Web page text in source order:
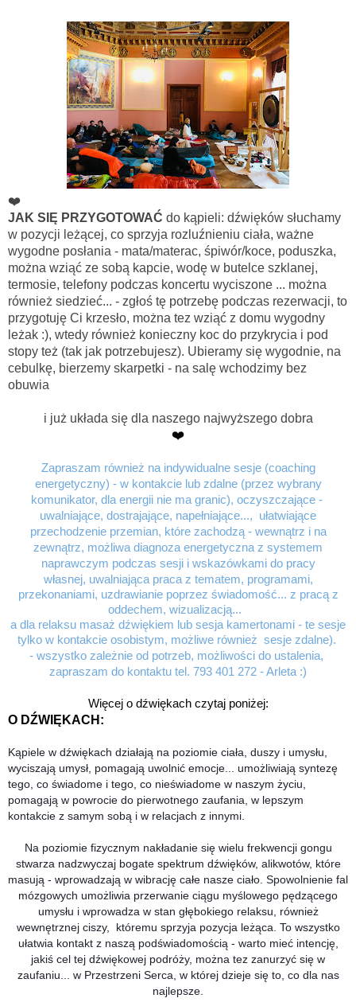
❤️
JAK SIĘ PRZYGOTOWAĆ do kąpieli: dźwięków słuchamy
w pozycji leżącej, co sprzyja rozluźnieniu ciała, ważne
wygodne posłania - mata/materac, śpiwór/koce, poduszka,
można wziąć ze sobą kapcie, wodę w butelce szklanej,
termosie, telefony podczas koncertu wyciszone ... można
również siedzieć... - zgłoś tę potrzebę podczas rezerwacji, to
przygotuję Ci krzesło, można tez wziąć z domu wygodny
leżak :), wtedy również konieczny koc do przykrycia i pod
stopy też (tak jak potrzebujesz). Ubieramy się wygodnie, na
cebulkę, bierzemy skarpetki - na salę wchodzimy bez
obuwia
i już układa się dla naszego najwyższego dobra
❤️
Zapraszam również na indywidualne sesje (coaching
energetyczny) - w kontakcie lub zdalne (przez wybrany
komunikator, dla energii nie ma granic), oczyszczające -
uwalniające, dostrajające, napełniające..., ułatwiające
przechodzenie przemian, które zachodzą - wewnątrz i na
zewnątrz, możliwa diagnoza energetyczna z systemem
naprawczym podczas sesji i wskazówkami do pracy
własnej, uwalniająca praca z tematem, programami,
przekonaniami, uzdrawianie poprzez świadomość... z pracą z
oddechem, wizualizacją...
a dla relaksu masaż dźwiękiem lub sesja kamertonami - te sesje
tylko w kontakcie osobistym, możliwe również sesje zdalne).
- wszystko zależnie od potrzeb, możliwości do ustalenia,
zapraszam do kontaktu tel. 793 401 272 - Arleta :)
Więcej o dźwiękach czytaj poniżej:
O DŹWIĘKACH:
Kąpiele w dźwiękach działają na poziomie ciała, duszy i umysłu,
wyciszają umysł, pomagają uwolnić emocje... umożliwiają syntezę
tego, co świadome i tego, co nieświadome w naszym życiu,
pomagają w powrocie do pierwotnego zaufania, w lepszym
kontakcie z samym sobą i w relacjach z innymi.
Na poziomie fizycznym nakładanie się wielu frekwencji gongu
stwarza nadzwyczaj bogate spektrum dźwięków, alikwotów, które
masują - wprowadzają w wibrację całe nasze ciało. Spowolnienie fal
mózgowych umożliwia przerwanie ciągu myślowego pędzącego
umysłu i wprowadza w stan głębokiego relaksu, również
wewnętrznej ciszy, któremu sprzyja pozycja leżąca. To wszystko
ułatwia kontakt z naszą podświadomością - warto mieć intencję,
jakiś cel tej dźwiękowej podróży, można tez zanurzyć się w
zaufaniu... w Przestrzeni Serca, w której dzieje się to, co dla nas
najlepsze.